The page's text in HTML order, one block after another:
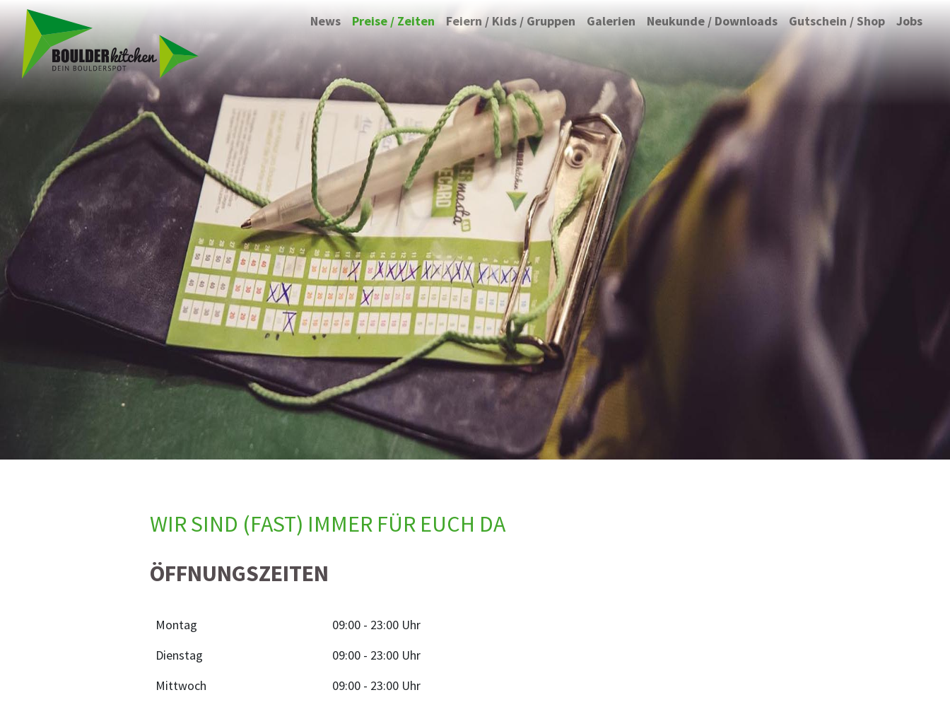
News Preise / Zeiten Feiern / Kids / Gruppen Galerien Neukunde / Downloads Gutschein / Shop Jobs
WIR SIND (FAST) IMMER FÜR EUCH DA
ÖFFNUNGSZEITEN
Montag
09:00 - 23:00 Uhr
Dienstag
09:00 - 23:00 Uhr
Mittwoch
09:00 - 23:00 Uhr